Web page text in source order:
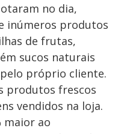
no dia,
inúmeros produtos
de frutas,
sucos naturais
próprio cliente.
produtos frescos
vendidos na loja.
maior ao